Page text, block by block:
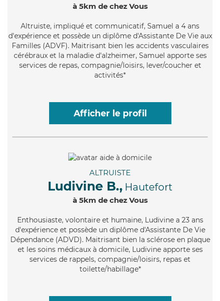
à 5km de chez Vous
Altruiste, impliqué et communicatif, Samuel a 4 ans
d'expérience et possède un diplôme d'Assistante De Vie aux
Familles (ADVF). Maitrisant bien les accidents vasculaires
cérébraux et la maladie d'alzheimer, Samuel apporte ses
services de repas, compagnie/loisirs, lever/coucher et
activités*
Afficher le profil
ALTRUISTE
Ludivine B., Hautefort
à 5km de chez Vous
Enthousiaste, volontaire et humaine, Ludivine a 23 ans
d'expérience et possède un diplôme d'Assistante De Vie
Dépendance (ADVD). Maitrisant bien la sclérose en plaque
et les soins médicaux à domicile, Ludivine apporte ses
services de rappels, compagnie/loisirs, repas et
toilette/habillage*